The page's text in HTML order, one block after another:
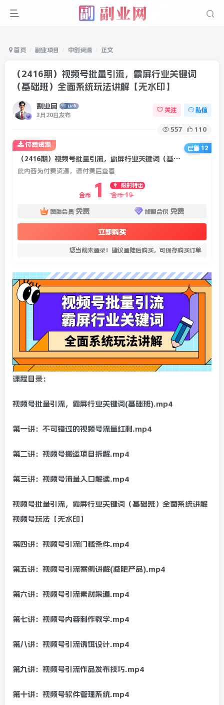
首页 副业项目 中创资源 正文
（2416期）视频号批量引流，霸屏行业关键词
（基础班）全面系统玩法讲解【无水印】
副业网
3月20日发布
关注 私信
557 110
（2416期）视频号批量引流，霸屏行业关键词（基础班）全面系统玩法讲解【无水印】
此内容为付费资源，请付费后查看
金币 1
限时特惠
金币 19
赞助会员 免费 加盟合伙 免费
立即购买
您当前未登录！建议登陆后购买，可保存购买订单
付费资源
已售 12
课程目录：
视频号批量引流，霸屏行业关键词(基础班).mp4
第一讲：不可错过的视频号流量红利.mp4
第二讲：视频号搬运项目拆解.mp4
第三讲：视频号流量入口解读.mp4
视频号批量引流，霸屏行业关键词（基础班）全面系统讲解
视频号玩法【无水印】
第四讲：视频号引流门槛条件.mp4
第五讲：视频号引流案例讲解(减肥产品).mp4
第六讲：视频号引流素材渠道.mp4
第七讲：视频号内容制作教学.mp4
第八讲：视频号引流诱饵设计.mp4
第九讲：视频号引流作品发布技巧.mp4
第十讲：视频号软件管理系统.mp4